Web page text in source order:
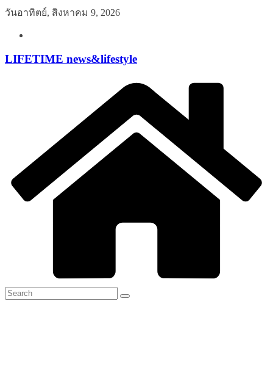
Skip
วันอาทิตย์, สิงหาคม 9, 2026
LIFETIME news&lifestyle